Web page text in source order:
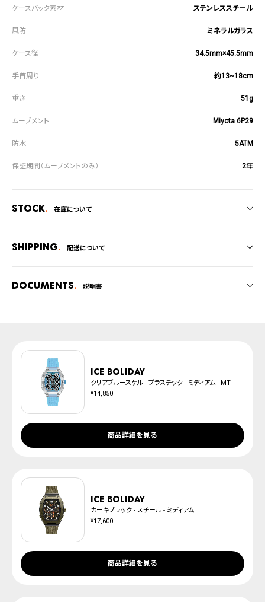
ステンレススチール
ミネラルガラス
34.5mm×45.5mm
約13~18cm
51g
Miyota 6P29
5ATM
2年
Stock 在庫について
在庫切れの場合、キャンセルをさせて頂きます。
Shipping 配送について
・系列店舗から取り寄せ後に発送
※ご予約商品は、記載のお届け予定での発送となります。
Documents 説明書
防水について
ICE boliday
クリアブルースケル - プラスチック - ミディアム - MT
¥14,850
商品詳細を見る
ICE boliday
カーキブラック - スチール - ミディアム
¥17,600
商品詳細を見る